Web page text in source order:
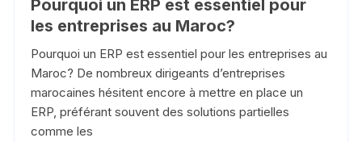
Pourquoi un ERP est essentiel pour
les entreprises au Maroc?
Pourquoi un ERP est essentiel pour les entreprises au
Maroc? De nombreux dirigeants d’entreprises
marocaines hésitent encore à mettre en place un
ERP, préférant souvent des solutions partielles
comme les